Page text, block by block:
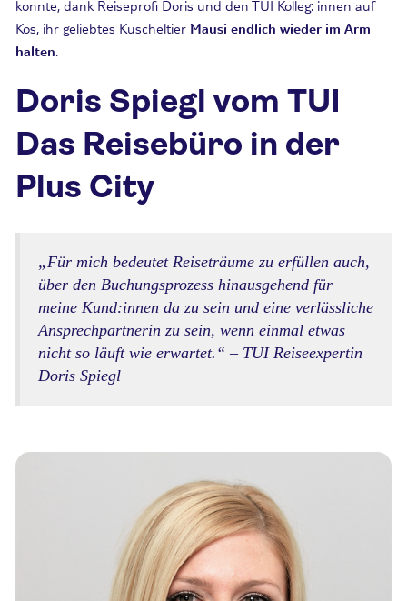
konnte, dank Reiseprofi Doris und den TUI Kolleg: innen auf
Kos, ihr geliebtes Kuscheltier Mausi endlich wieder im Arm
halten.
Doris Spiegl vom TUI
Das Reisebüro in der
Plus City
„Für mich bedeutet Reiseträume zu erfüllen auch,
über den Buchungsprozess hinausgehend für
meine Kund:innen da zu sein und eine verlässliche
Ansprechpartnerin zu sein, wenn einmal etwas
nicht so läuft wie erwartet. “ – TUI Reiseexpertin
Doris Spiegl